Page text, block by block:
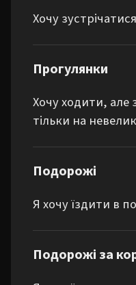
Хочу
Прогулянки
Хочу ходити, але
тільки на
Подорожі
Я хочу їздити в
Подорожі за